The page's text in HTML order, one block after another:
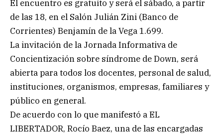
El encuentro es gratuito y será el sábado, a partir
de las 18, en el Salón Julián Zini (Banco de
Corrientes) Benjamín de la Vega 1.699.
La invitación de la Jornada Informativa de
Concientización sobre síndrome de Down, será
abierta para todos los docentes, personal de salud,
instituciones, organismos, empresas, familiares y
público en general.
De acuerdo con lo que manifestó a EL
LIBERTADOR, Rocío Baez, una de las encargadas